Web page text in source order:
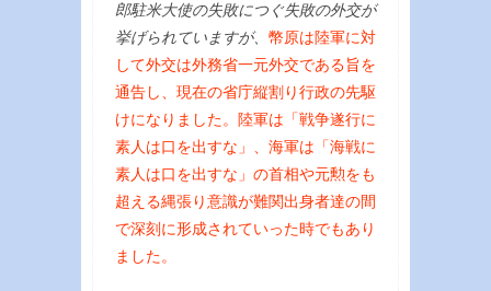
郎駐米大使の失敗につぐ失敗の外交が
挙げられていますが、 幣原は陸軍に対
して外交は外務省一元外交である旨を
通告し、現在の省庁縦割り行政の先駆
けになりました。陸軍は「戦争遂行に
素人は口を出すな」、海軍は「海戦に
素人は口を出すな」の首相や元勲をも
超える縄張り意識が難関出身者達の間
で深刻に形成されていった時でもあり
ました。